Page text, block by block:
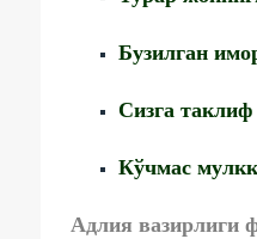
Бузилган
Сизга
Кўчмас
Адлия вазирлиги